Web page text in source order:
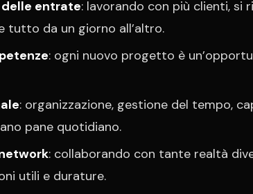
delle entrate: lavorando con più clienti, si
tutto da un giorno all’altro.
: ogni nuovo progetto è
: organizzazione, gestione del tempo,
pane quotidiano.
: collaborando con tante realtà
utili e durature.